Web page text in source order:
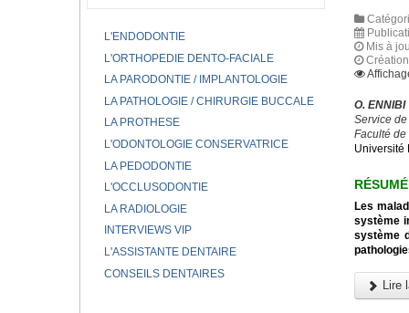
Mis à
O. ENNIBI
Service
Faculté
Université
RÉSUMÉ
Les
système
système
Lire
L'ENDODONTIE
L'ORTHOPEDIE DENTO-FACIALE
LA PARODONTIE / IMPLANTOLOGIE
LA PATHOLOGIE / CHIRURGIE BUCCALE
LA PROTHESE
L'ODONTOLOGIE CONSERVATRICE
LA PEDODONTIE
L'OCCLUSODONTIE
LA RADIOLOGIE
INTERVIEWS VIP
L'ASSISTANTE DENTAIRE
CONSEILS DENTAIRES